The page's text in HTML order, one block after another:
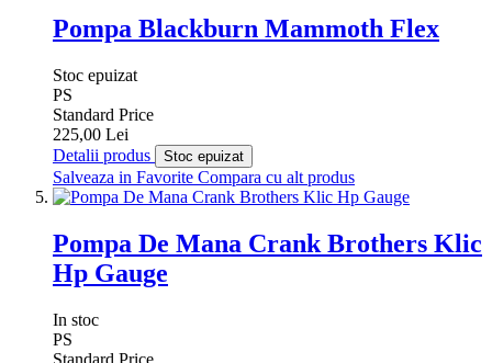
Pompa Blackburn Mammoth Flex
Stoc epuizat
PS
Standard Price
225,00 Lei
Detalii produs
Stoc epuizat
Salveaza in Favorite Compara cu alt produs
Pompa De Mana Crank Brothers Klic
Hp Gauge
In stoc
PS
Standard Price